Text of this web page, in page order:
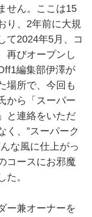
せん。ここは15
り、2年前に大規
て2024年5月、コ
再びオープンし
編集部伊澤が
場所で、今回も
から「スーパー
と連絡をいただ
く、”スーパーク
な風に仕上がっ
コースにお邪魔
た。
ー兼オーナーを